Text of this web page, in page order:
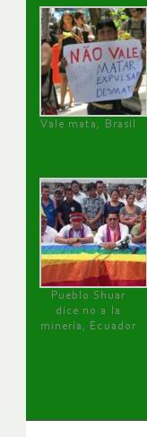
Vale mata, Brasil
Pueblo Shuar
dice no a la
minería, Ecuador